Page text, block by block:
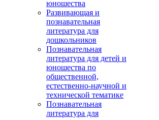
юношества
Развивающая и
познавательная
литература для
дошкольников
Познавательная
литература для детей и
юношества по
общественной,
естественно-научной и
технической тематике
Познавательная
литература для